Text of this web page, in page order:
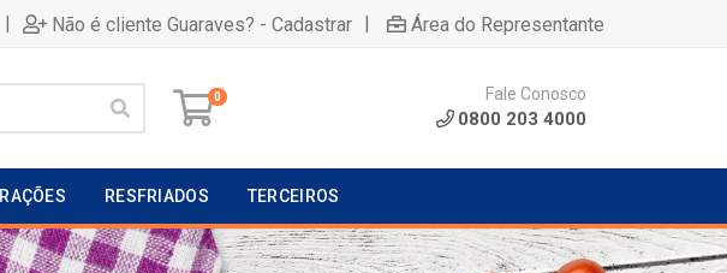
| Não é cliente Guaraves? - Cadastrar | Área do Representante
0 Fale Conosco
0800 203 4000
RAÇÕES RESFRIADOS TERCEIROS